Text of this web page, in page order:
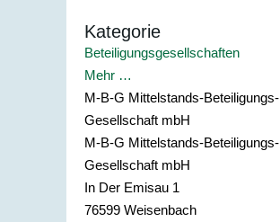
Kategorie
Beteiligungsgesellschaften
Mehr …
M-B-G Mittelstands-Beteiligungs-
Gesellschaft mbH
M-B-G Mittelstands-Beteiligungs-
Gesellschaft mbH
In Der Emisau 1
76599 Weisenbach